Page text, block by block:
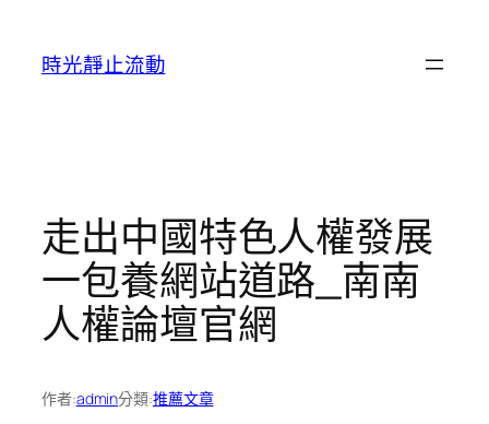
時光靜止流動
走出中國特色人權發展
一包養網站道路_南南
人權論壇官網
作者:admin分類:推薦文章